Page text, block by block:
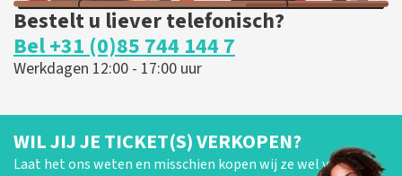
Bestelt u liever telefonisch?
Bel +31 (0)85 744 144 7
Werkdagen 12:00 - 17:00 uur
WIL JIJ JE TICKET(S) VERKOPEN?
Laat het ons weten en misschien kopen wij ze wel van je!